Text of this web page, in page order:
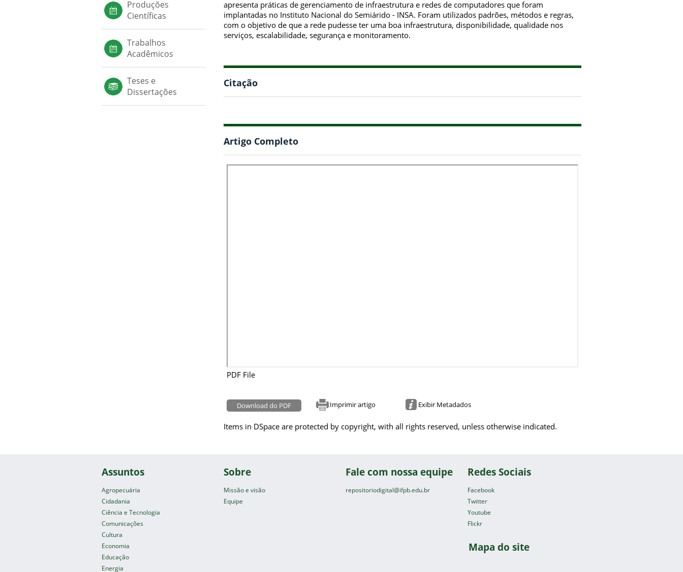
Produções
Científicas
Trabalhos
Acadêmicos
Teses e
Dissertações
apresenta práticas de gerenciamento de infraestrutura e redes de computadores que foram
implantadas no Instituto Nacional do Semiárido - INSA. Foram utilizados padrões, métodos e regras,
com o objetivo de que a rede pudesse ter uma boa infraestrutura, disponibilidade, qualidade nos
serviços, escalabilidade, segurança e monitoramento.
Citação
Artigo Completo
PDF File
Download do PDF Imprimir artigo Exibir Metadados
Items in DSpace are protected by copyright, with all rights reserved, unless otherwise indicated.
Assuntos
Agropecuária
Cidadania
Ciência e Tecnologia
Comunicações
Cultura
Economia
Educação
Energia
Sobre
Missão e visão
Equipe
Fale com nossa equipe
repositoriodigital@ifpb.edu.br
Redes Sociais
Facebook
Twitter
Youtube
Flickr
Mapa do site